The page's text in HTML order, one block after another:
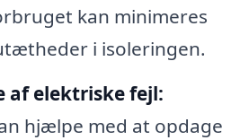
kan minimeres
i isoleringen.
af elektriske fejl:
hjælpe med at opdage